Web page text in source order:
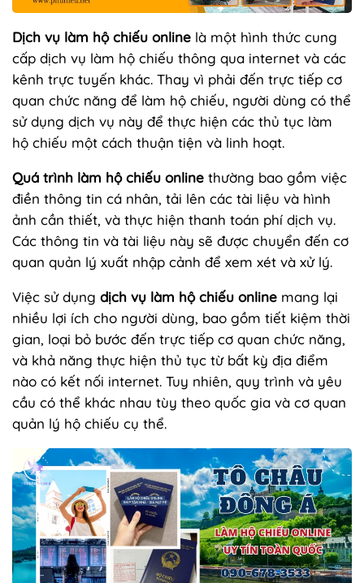
Dịch vụ làm hộ chiếu online là một hình thức cung
cấp dịch vụ làm hộ chiếu thông qua internet và các
kênh trực tuyến khác. Thay vì phải đến trực tiếp cơ
quan chức năng để làm hộ chiếu, người dùng có thể
sử dụng dịch vụ này để thực hiện các thủ tục làm
hộ chiếu một cách thuận tiện và linh hoạt.
Quá trình làm hộ chiếu online thường bao gồm việc
điền thông tin cá nhân, tải lên các tài liệu và hình
ảnh cần thiết, và thực hiện thanh toán phí dịch vụ.
Các thông tin và tài liệu này sẽ được chuyển đến cơ
quan quản lý xuất nhập cảnh để xem xét và xử lý.
Việc sử dụng dịch vụ làm hộ chiếu online mang lại
nhiều lợi ích cho người dùng, bao gồm tiết kiệm thời
gian, loại bỏ bước đến trực tiếp cơ quan chức năng,
và khả năng thực hiện thủ tục từ bất kỳ địa điểm
nào có kết nối internet. Tuy nhiên, quy trình và yêu
cầu có thể khác nhau tùy theo quốc gia và cơ quan
quản lý hộ chiếu cụ thể.